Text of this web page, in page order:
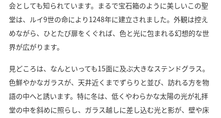
会としても知られています。まるで宝石箱のように美しいこの聖
堂は、ルイ9世の命により1248年に建立されました。外観は控え
めながら、ひとたび扉をくぐれば、色と光に包まれる幻想的な世
界が広がります。
見どころは、なんといっても15面に及ぶ大きなステンドグラス。
色鮮やかなガラスが、天井近くまでずらりと並び、訪れる方を物
語の中へと誘います。特に冬は、低くやわらかな太陽の光が礼拝
堂の中を斜めに照らし、ガラス越しに差し込む光と影が、壁や床